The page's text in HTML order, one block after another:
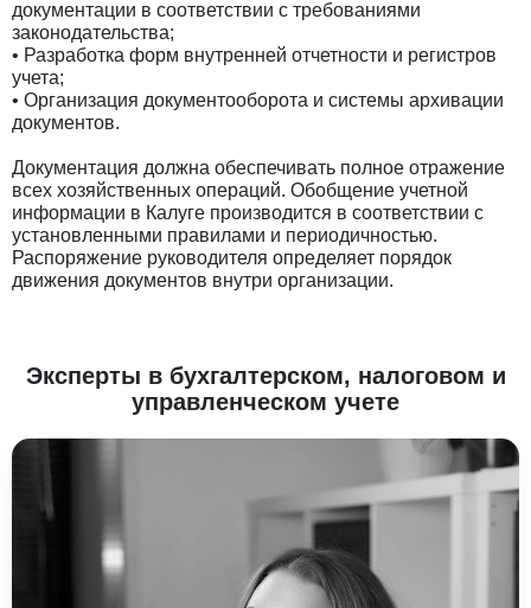
документации в соответствии с требованиями
законодательства;
• Разработка форм внутренней отчетности и регистров
учета;
• Организация документооборота и системы архивации
документов.
Документация должна обеспечивать полное отражение
всех хозяйственных операций. Обобщение учетной
информации в Калуге производится в соответствии с
установленными правилами и периодичностью.
Распоряжение руководителя определяет порядок
движения документов внутри организации.
Эксперты в бухгалтерском, налоговом и
управленческом учете